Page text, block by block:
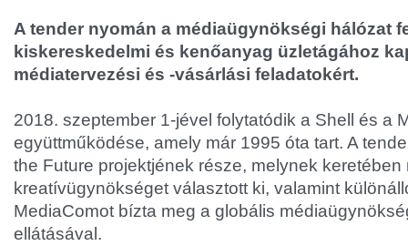
A tender nyomán a médiaügynökségi hálózat
kiskereskedelmi és kenőanyag üzletágához
médiatervezési és -vásárlási feladatokért.
2018. szeptember 1-jével folytatódik a Shell és a
együttműködése, amely már 1995 óta tart. A
the Future projektjének része, melynek keretében
kreatívügynökséget választott ki, valamint
MediaComot bízta meg a globális
ellátásával.